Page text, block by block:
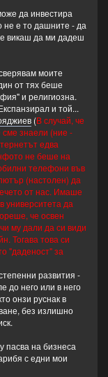
да инвестира
не е то дашните - да
викаш да ми дадеш
моите
от тях беше
и религиозна.
и той...
(В случай, че
сме знаели (ние -
едва
не беше на
телефони във
(настолен) да
от нас. Имаше
университета да
че освен
му дали да си види
Тогава това си
"даденост" за
развития -
до него или в него
онзи руснак в
без излишно
пасва на бизнеса
с едни мои